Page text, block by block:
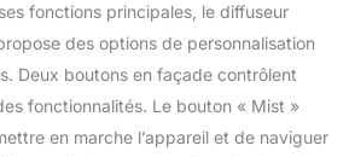
fonctions principales, le diffuseur
des options de personnalisation
Deux boutons en façade contrôlent
fonctionnalités. Le bouton « Mist »
en marche l’appareil et de naviguer